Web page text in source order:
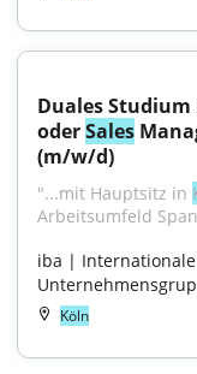
Duales
oder Sales
(m/w/d)
"...mit Hauptsitz in
Arbeitsumfeld
iba | Internationale
Köln